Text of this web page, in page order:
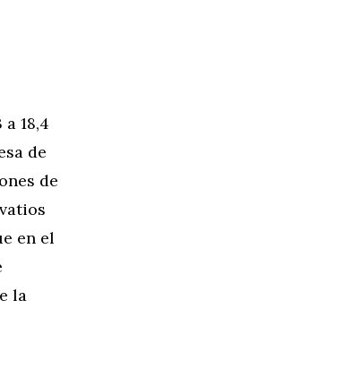
18,4
de
de
en el
la